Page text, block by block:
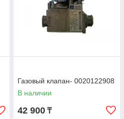
Газовый клапан- 0020122908
В наличии
42 900 ₸